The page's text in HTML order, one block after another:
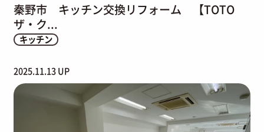
秦野市 キッチン交換リフォーム 【TOTO
ザ・ク...
キッチン
2025.11.13 UP